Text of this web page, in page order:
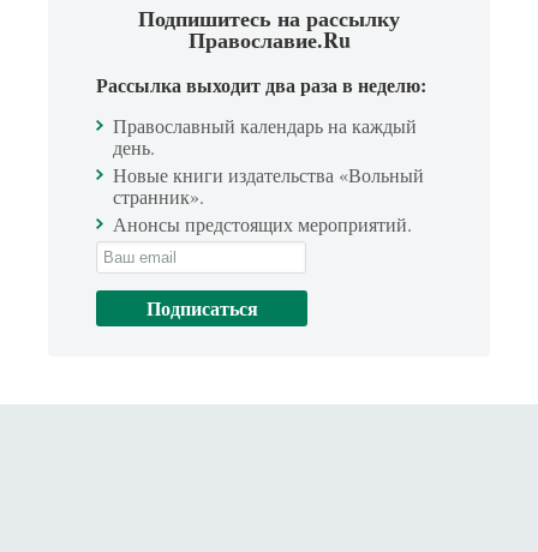
Подпишитесь на рассылку
Православие.Ru
Рассылка выходит два раза в неделю:
Православный календарь на каждый
день.
Новые книги издательства «Вольный
странник».
Анонсы предстоящих мероприятий.